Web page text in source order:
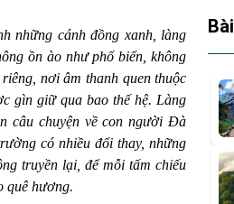
những cánh đồng xanh, làng
ồn ào như phố biển, không
nơi âm thanh quen thuộc
gìn giữ qua bao thế hệ. Làng
câu chuyện về con người Đà
có nhiều đổi thay, những
truyền lại, để mỗi tấm chiếu
quê hương.